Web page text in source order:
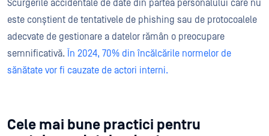
Scurgerile accidentale de date din partea personalului care nu
este conștient de tentativele de phishing sau de protocoalele
adecvate de gestionare a datelor rămân o preocupare
semnificativă. În 2024, 70% din încălcările normelor de
sănătate vor fi cauzate de actori interni.
Cele mai bune practici pentru